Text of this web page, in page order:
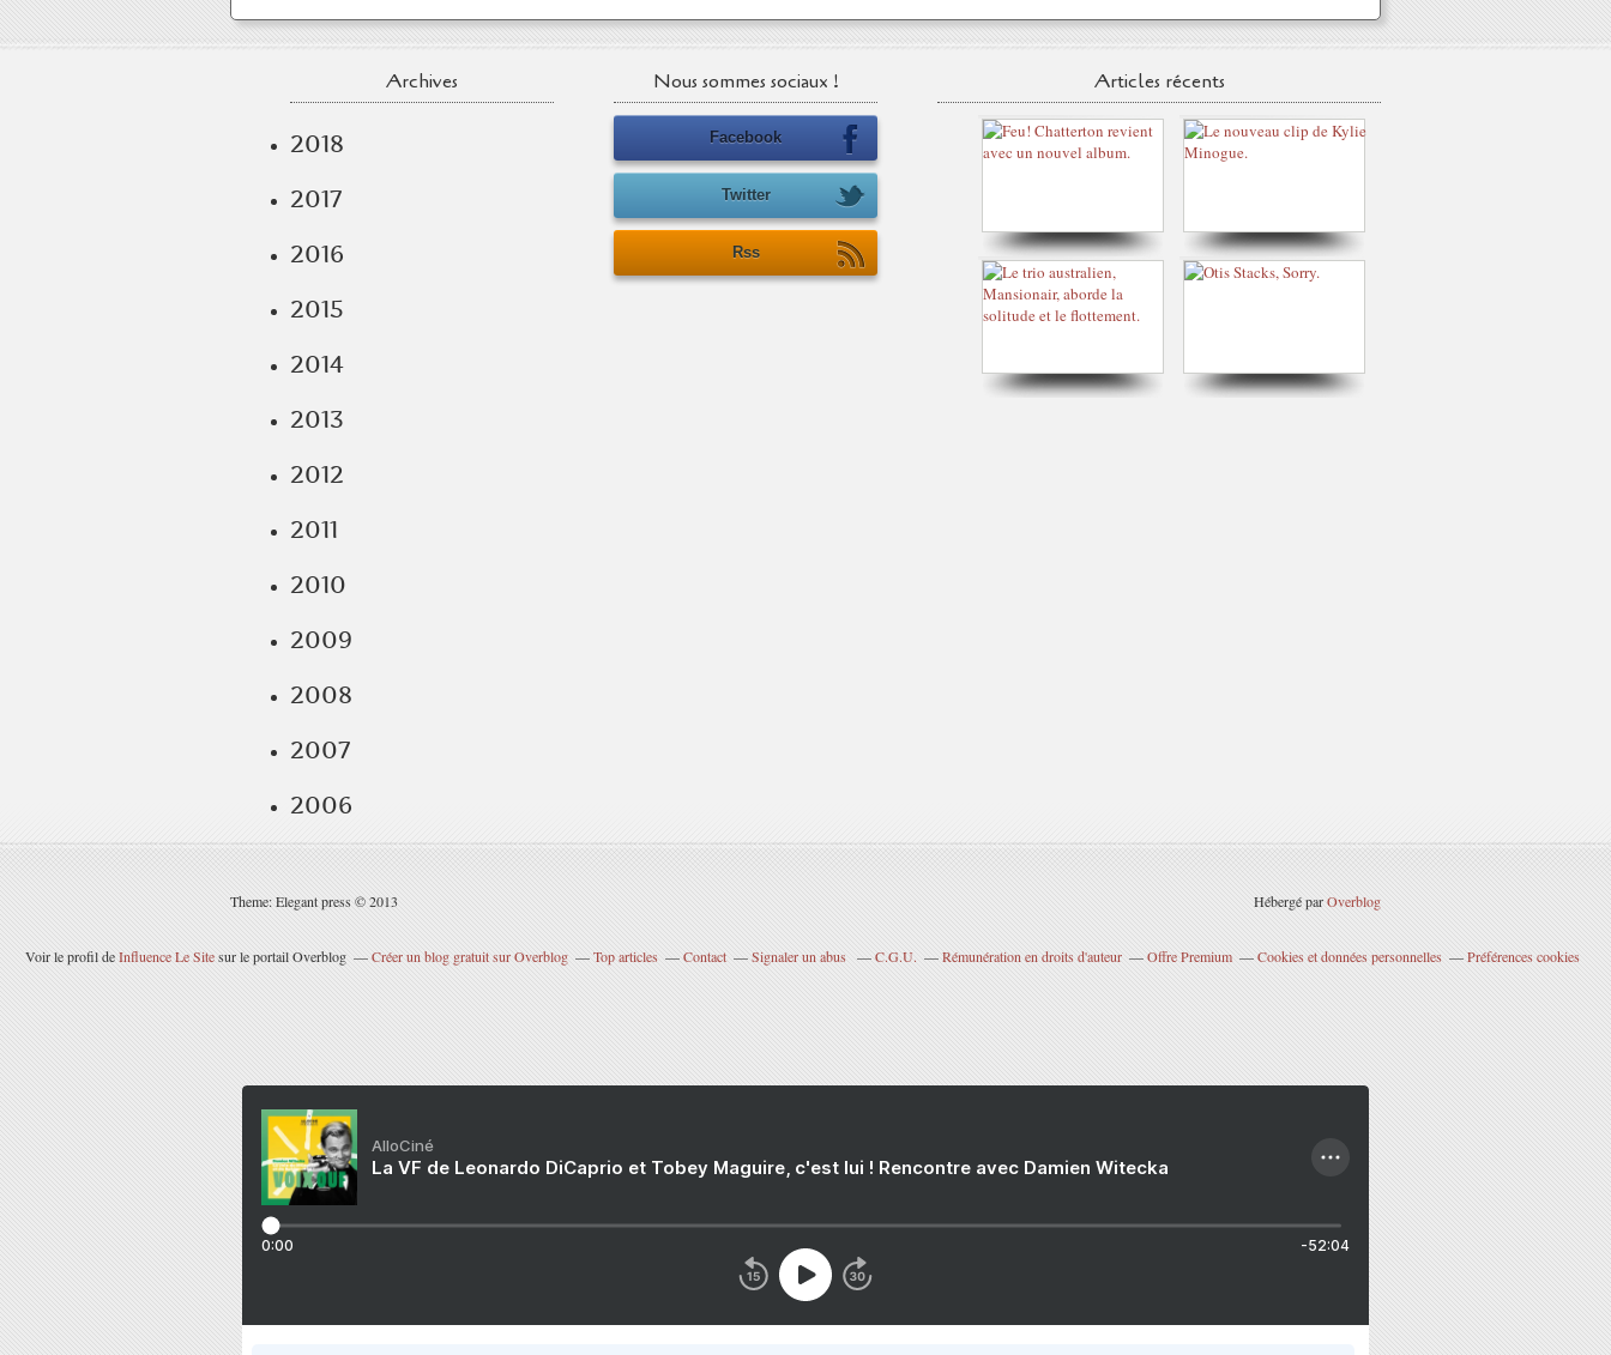
Archives
2018
2017
2016
2015
2014
2013
2012
2011
2010
2009
2008
2007
2006
Nous sommes sociaux !
Facebook
Twitter
Rss
Articles récents
Theme: Elegant press © 2013 Hébergé parOverblog
Voir le profil deInfluence Le Sitesur le portail Overblog Créer un blog gratuit sur Overblog Top articles Contact Signaler un abus C.G.U. Rémunération en droits d'auteur Offre Premium Cookies et données personnelles Préférences cookies
AlloCiné
La VF de Leonardo DiCaprio et Tobey Maguire, c'est lui ! Rencontre avec Damien Witecka
0:00 -52:04